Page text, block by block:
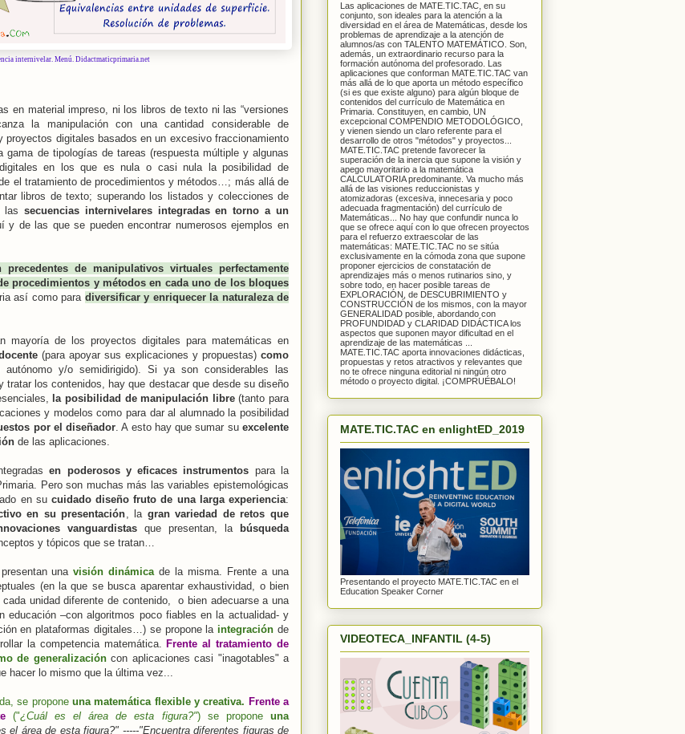
internivelar. Menú. Didactmaticprimaria.net
en material impreso, ni los libros de texto ni las “versiones
la manipulación con una cantidad considerable de
digitales basados en un excesivo fraccionamiento
de tipologías de tareas (respuesta múltiple y algunas
en los que es nula o casi nula la posibilidad de
el tratamiento de procedimientos y métodos…; más allá de
libros de texto; superando los listados y colecciones de
las secuencias internivelares integradas en torno a un
de las que se pueden encontrar numerosos ejemplos en
precedentes de manipulativos virtuales perfectamente
procedimientos y métodos en cada uno de los bloques
así como para diversificar y enriquecer la naturaleza de
mayoría de los proyectos digitales para matemáticas en
(para apoyar sus explicaciones y propuestas)como
autónomo y/o semidirigido). Si ya son considerables las
tratar los contenidos, hay que destacar que desde su diseño
la posibilidad de manipulación libre(tanto para
y modelos como para dar al alumnado la posibilidad
por el diseñador . A esto hay que sumar suexcelente
de las aplicaciones.
en poderosos y eficaces instrumentos para la
Pero son muchas más las variables epistemológicas
en su cuidado diseño fruto de una larga experiencia:
en su presentación , la gran variedad de retos que
vanguardistas que presentan, la búsqueda
y tópicos que se tratan…
unavisión dinámica de la misma. Frente a una
(en la que se busca aparentar exhaustividad, o bien
unidad diferente de contenido, o bien adecuarse a una
–con algoritmos poco fiables en la actualidad- y
en plataformas digitales…) se propone la integración de
la competencia matemática.Frente al tratamiento de
de generalizacióncon aplicaciones casi "inagotables" a
hacer lo mismo que la última vez...
se propone una matemática flexible y creativa. Frente a
("¿Cuál es el área de esta figura?") se propone
una
el área de esta figura?" -----"Encuentra diferentes figuras de
Las aplicaciones de MATE.TIC.TAC, en su
conjunto, son ideales para la atención a la
diversidad en el área de Matemáticas, desde los
problemas de aprendizaje a la atención de
alumnos/as con TALENTO MATEMÁTICO. Son,
además, un extraordinario recurso para la
formación autónoma del profesorado. Las
aplicaciones que conforman MATE.TIC.TAC van
más allá de lo que aporta un método específico
(si es que existe alguno) para algún bloque de
contenidos del currículo de Matemática en
Primaria. Constituyen, en cambio, UN
excepcional COMPENDIO METODOLÓGICO,
y vienen siendo un claro referente para el
desarrollo de otros "métodos" y proyectos...
MATE.TIC.TAC pretende favorecer la
superación de la inercia que supone la visión y
apego mayoritario a la matemática
CALCULATORIA predominante. Va mucho más
allá de las visiones reduccionistas y
atomizadoras (excesiva, innecesaria y poco
adecuada fragmentación) del currículo de
Matemáticas... No hay que confundir nunca lo
que se ofrece aquí con lo que ofrecen proyectos
para el refuerzo extraescolar de las
matemáticas: MATE.TIC.TAC no se sitúa
exclusivamente en la cómoda zona que supone
proponer ejercicios de constatación de
aprendizajes más o menos rutinarios sino, y
sobre todo, en hacer posible tareas de
EXPLORACIÓN, de DESCUBRIMIENTO y
CONSTRUCCIÓN de los mismos, con la mayor
GENERALIDAD posible, abordando con
PROFUNDIDAD y CLARIDAD DIDÁCTICA los
aspectos que suponen mayor dificultad en el
aprendizaje de las matemáticas ...
MATE.TIC.TAC aporta innovaciones didácticas,
propuestas y retos atractivos y relevantes que
no te ofrece ninguna editorial ni ningún otro
método o proyecto digital. ¡COMPRUÉBALO!
MATE.TIC.TAC en enlightED_2019
Presentando el proyecto MATE.TIC.TAC en el
Education Speaker Corner
VIDEOTECA_INFANTIL (4-5)